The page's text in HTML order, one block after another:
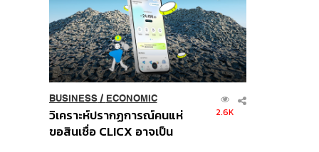
BUSINESS/ ECONOMIC
วิเคราะห์ปรากฏการณ์คนแห่
ขอสินเชื่อ CLICX อาจเป็น
2.6K